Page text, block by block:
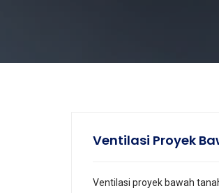
Ventilasi Proyek
Ventilasi proyek bawah